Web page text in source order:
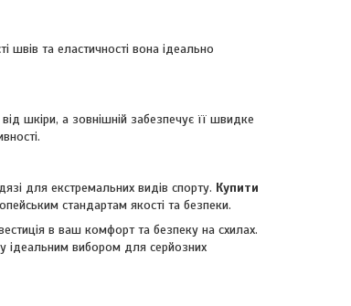
швів та еластичності вона ідеально
шкіри, а зовнішній забезпечує її швидке
для екстремальних видів спорту. Купити
стандартам якості та безпеки.
в ваш комфорт та безпеку на схилах.
ідеальним вибором для серйозних